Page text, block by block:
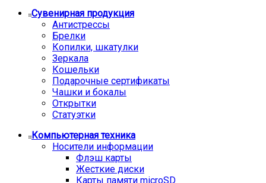
Сувенирная продукция
Антистрессы
Брелки
Копилки, шкатулки
Зеркала
Кошельки
Подарочные сертификаты
Чашки и бокалы
Открытки
Статуэтки
Компьютерная техника
Носители информации
Флэш карты
Жесткие диски
Карты памяти microSD